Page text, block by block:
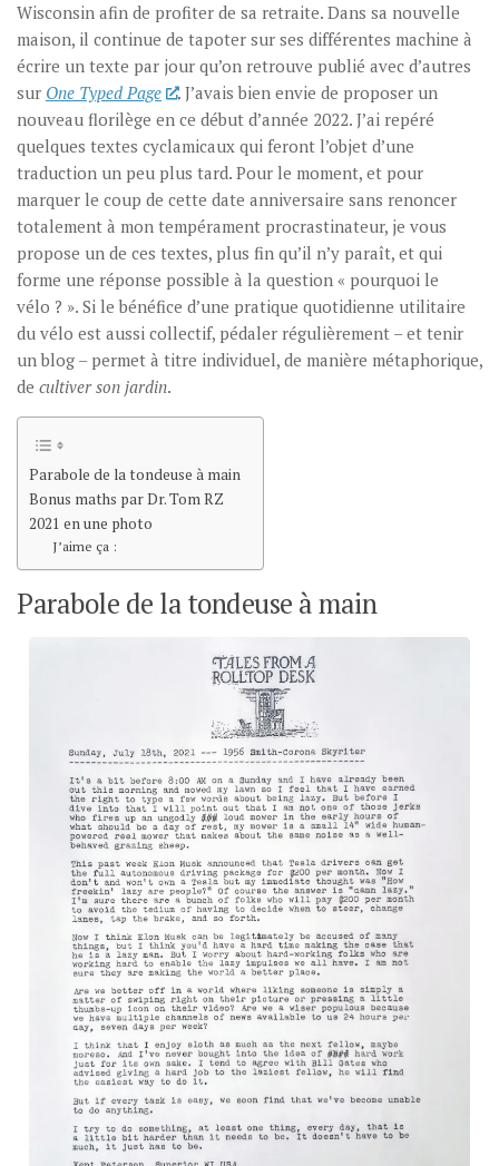
Wisconsin afin de profiter de sa retraite. Dans sa nouvelle
maison, il continue de tapoter sur ses différentes machine à
écrire un texte par jour qu’on retrouve publié avec d’autres
sur One Typed Page
. J’avais bien envie de proposer un
nouveau florilège en ce début d’année 2022. J’ai repéré
quelques textes cyclamicaux qui feront l’objet d’une
traduction un peu plus tard. Pour le moment, et pour
marquer le coup de cette date anniversaire sans renoncer
totalement à mon tempérament procrastinateur, je vous
propose un de ces textes, plus fin qu’il n’y paraît, et qui
forme une réponse possible à la question « pourquoi le
vélo ? ». Si le bénéfice d’une pratique quotidienne utilitaire
du vélo est aussi collectif, pédaler régulièrement – et tenir
un blog – permet à titre individuel, de manière métaphorique,
de cultiver son jardin.
Parabole de la tondeuse à main
Bonus maths par Dr. Tom RZ
2021 en une photo
J’aime ça :
Parabole de la tondeuse à main